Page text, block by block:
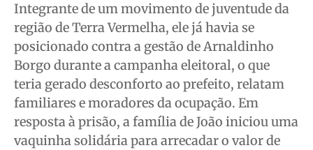
Integrante de um movimento de juventude da
região de Terra Vermelha, ele já havia se
posicionado contra a gestão de Arnaldinho
Borgo durante a campanha eleitoral, o que
teria gerado desconforto ao prefeito, relatam
familiares e moradores da ocupação. Em
resposta à prisão, a família de João iniciou uma
vaquinha solidária para arrecadar o valor de